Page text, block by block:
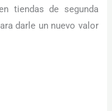
tiendas de segunda
darle un nuevo valor